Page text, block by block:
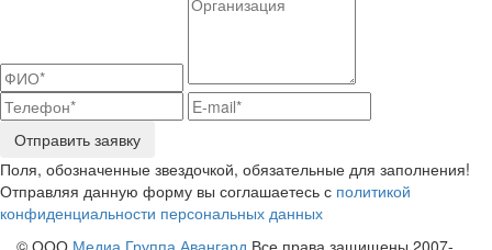
Отправить заявку
Поля, обозначенные звездочкой, обязательные для заполнения!
Отправляя данную форму вы соглашаетесь с политикой
конфиденциальности персональных данных